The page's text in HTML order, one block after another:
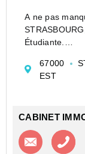
A ne pas
Étudiante.
professionnel :
sans souci de
67000
EST
CABINET